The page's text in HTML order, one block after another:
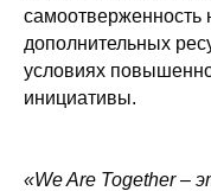
самоотверженность
дополнительных
условиях
инициативы.
«We Are Together –